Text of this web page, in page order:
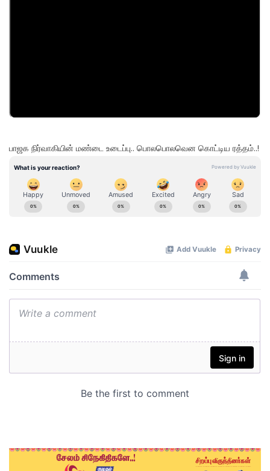
பாஜக நிர்வாகியின் மண்டை உடைப்பு.. பொலபொலவென கொட்டிய ரத்தம்..!